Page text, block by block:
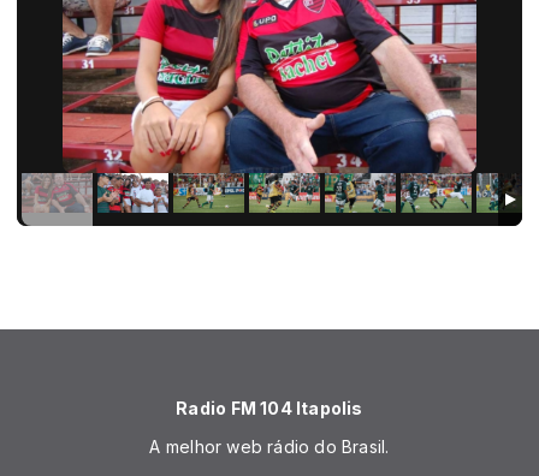
Radio FM 104 Itapolis
A melhor web rádio do Brasil.